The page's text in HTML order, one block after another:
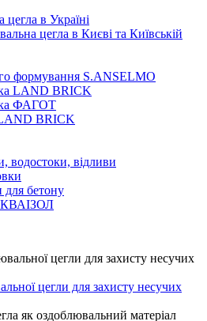
в Україні
цегла в Києві та Київській
формування S.ANSELMO
LAND BRICK
ФАГОТ
BRICK
водостоки, відливи
для бетону
цегли для захисту несучих